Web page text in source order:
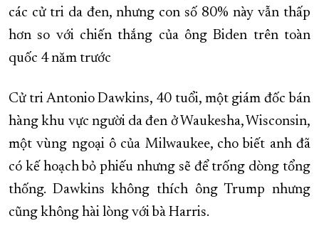
các cử tri da đen, nhưng con số 80% này vẫn thấp
hơn so với chiến thắng của ông Biden trên toàn
quốc 4 năm trước
Cử tri Antonio Dawkins, 40 tuổi, một giám đốc bán
hàng khu vực người da đen ở Waukesha, Wisconsin,
một vùng ngoại ô của Milwaukee, cho biết anh đã
có kế hoạch bỏ phiếu nhưng sẽ để trống dòng tổng
thống. Dawkins không thích ông Trump nhưng
cũng không hài lòng với bà Harris.